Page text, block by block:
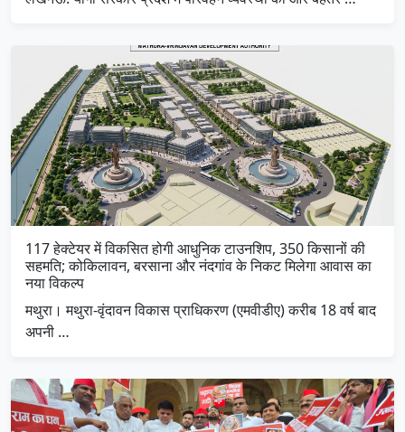
117 हेक्टेयर में विकसित होगी आधुनिक टाउनशिप, 350 किसानों की
सहमति; कोकिलावन, बरसाना और नंदगांव के निकट मिलेगा आवास का
नया विकल्प
मथुरा। मथुरा-वृंदावन विकास प्राधिकरण (एमवीडीए) करीब 18 वर्ष बाद
अपनी …